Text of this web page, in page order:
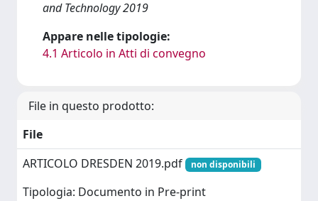
and Technology 2019
Appare nelle tipologie:
4.1 Articolo in Atti di convegno
File in questo prodotto:
File
ARTICOLO DRESDEN 2019.pdf
non disponibili
Tipologia: Documento in Pre-print